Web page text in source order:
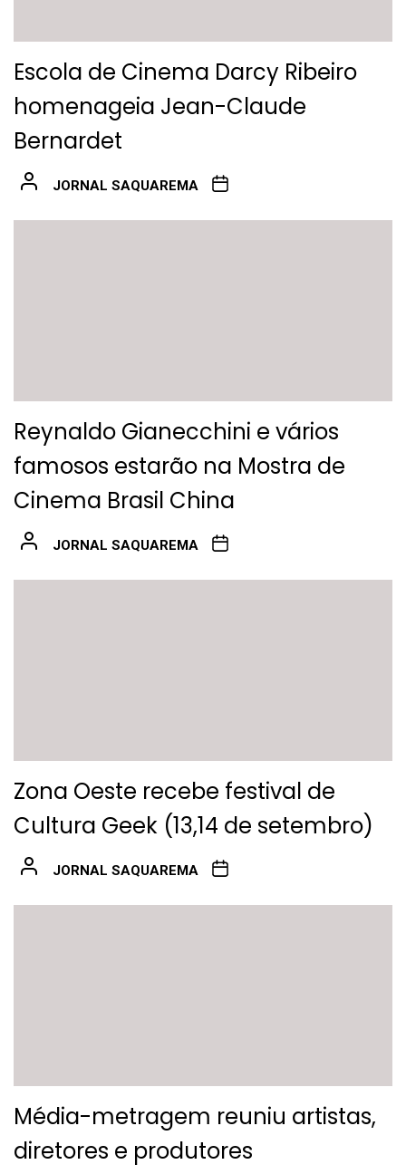
Escola de Cinema Darcy Ribeiro
homenageia Jean-Claude
Bernardet
JORNAL SAQUAREMA
Reynaldo Gianecchini e vários
famosos estarão na Mostra de
Cinema Brasil China
JORNAL SAQUAREMA
Zona Oeste recebe festival de
Cultura Geek (13,14 de setembro)
JORNAL SAQUAREMA
Média-metragem reuniu artistas,
diretores e produtores